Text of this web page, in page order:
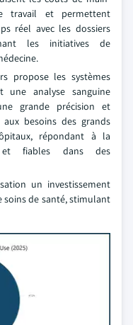
travail et permettent
réel avec les dossiers
les initiatives de
propose les systèmes
une analyse sanguine
grande précision et
besoins des grands
répondant à la
fiables dans des
un investissement
de santé, stimulant